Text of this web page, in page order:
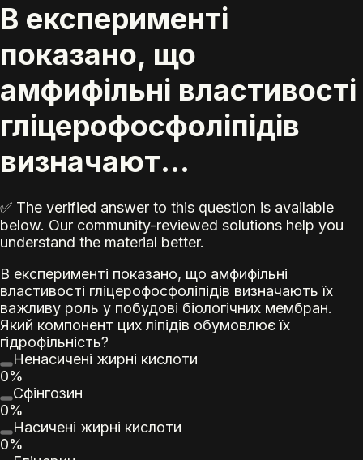
В експерименті
показано, що
амфифільні властивості
гліцерофосфоліпідів
визначают...
✅ The verified answer to this question is available
below. Our community-reviewed solutions help you
understand the material better.
В експерименті показано, що амфифільні
властивості гліцерофосфоліпідів визначають їх
важливу роль у побудові біологічних мембран.
Який компонент цих ліпідів обумовлює їх
гідрофільність?
Ненасичені жирні кислоти
0%
Сфінгозин
0%
Насичені жирні кислоти
0%